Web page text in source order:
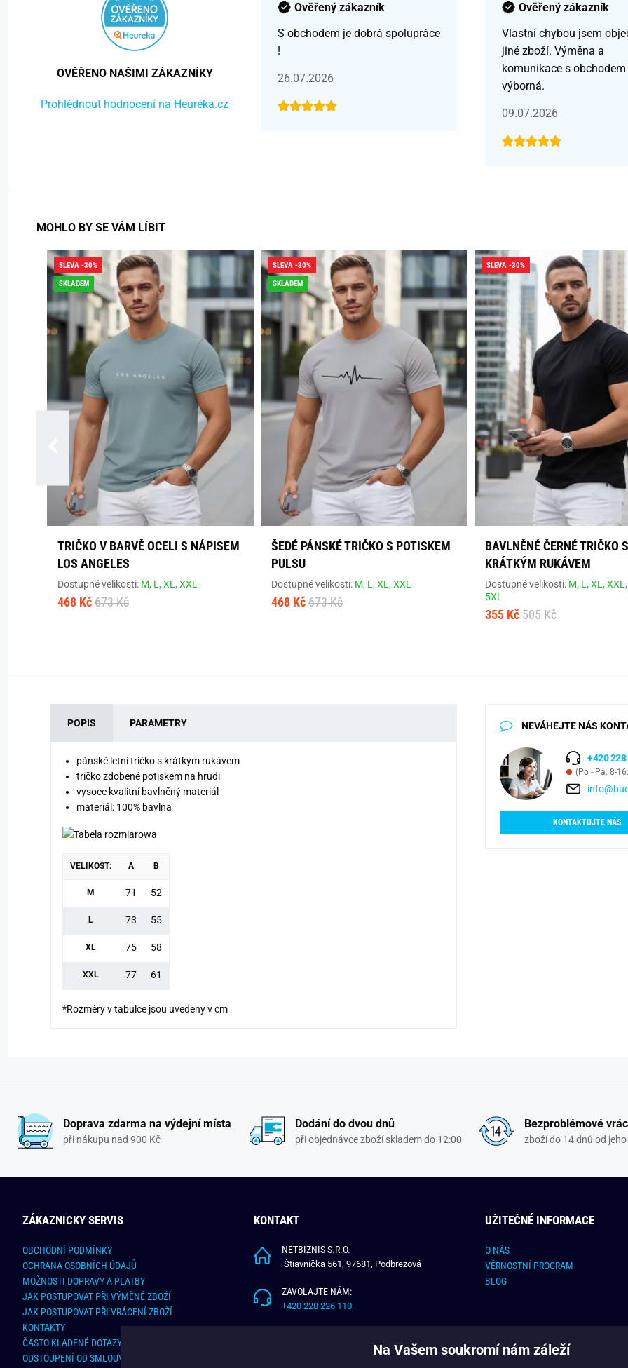
OVĚŘENO NAŠIMI ZÁKAZNÍKY
Prohlédnout hodnocení na Heuréka.cz
Ověřený zákazník
S obchodem je dobrá spolupráce
!
26.07.2026
Ověřený zákazník
Vlastní chybou jsem
jiné zboží. Výměna a
komunikace s obchodem
výborná.
09.07.2026
MOHLO BY SE VÁM LÍBIT
SLEVA -30%
SKLADEM
TRIČKO V BARVĚ OCELI S NÁPISEM
LOS ANGELES
Dostupné velikosti: M, L,XL,XXL
468 Kč 673 Kč
SLEVA -30%
SKLADEM
ŠEDÉ PÁNSKÉ TRIČKO S POTISKEM
PULSU
Dostupné velikosti: M, L,XL,XXL
468 Kč 673 Kč
SLEVA -30%
BAVLNĚNÉ ČERNÉ TRIČKO S
KRÁTKÝM RUKÁVEM
Dostupné velikosti: M, L,XL,XXL,
5XL
355 Kč 505 Kč
POPIS PARAMETRY
pánské letní tričko s krátkým rukávem
tričko zdobené potiskem na hrudi
vysoce kvalitní bavlněný materiál
materiál: 100% bavlna
VELIKOST: A B
M 71 52
L 73 55
XL 75 58
XXL 77 61
*Rozměry v tabulce jsou uvedeny v cm
NEVÁHEJTE NÁS
+420 228
(Po - Pá: 8-
KONTAKTUJTE NÁS
Doprava zdarma na výdejní místa
při nákupu nad 900 Kč
Dodání do dvou dnů
při objednávce zboží skladem do 12:00
Bezproblémové
zboží do 14 dnů od
ZÁKAZNICKY SERVIS
OBCHODNÍ PODMÍNKY
OCHRANA OSOBNÍCH ÚDAJŮ
MOŽNOSTI DOPRAVY A PLATBY
JAK POSTUPOVAT PŘI VÝMĚNĚ ZBOŽÍ
JAK POSTUPOVAT PŘI VRÁCENÍ ZBOŽÍ
KONTAKTY
ČASTO KLADENÉ DOTAZY
ODSTOUPENÍ OD SMLOUVY - ONLINE FORMULÁŘ
KONTAKT
NETBIZNIS S.R.O.
Štiavnička 561, 97681, Podbrezová
ZAVOLAJTE NÁM:
+420 228 226 110
UŽITEČNÉ INFORMACE
O NÁS
VĚRNOSTNÍ PROGRAM
BLOG
Na Vašem soukromí nám záleží